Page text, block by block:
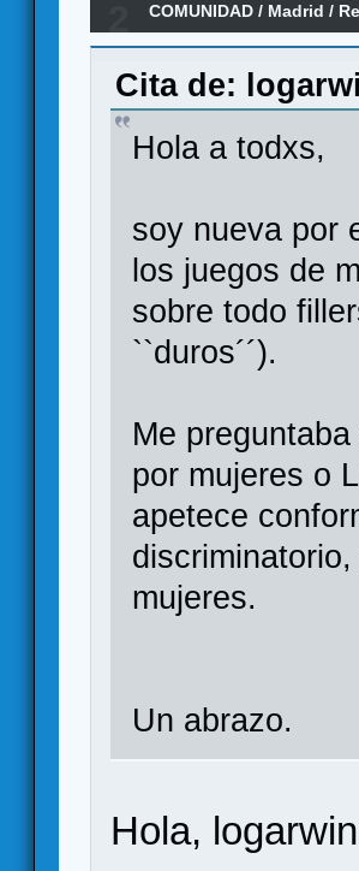
COMUNIDAD / Madrid /
Cita de:
Hola a todxs,
soy nueva por
los juegos de
sobre todo
``duros´´).
Me
por mujeres o
apetece
mujeres.
Un abrazo.
Hola,